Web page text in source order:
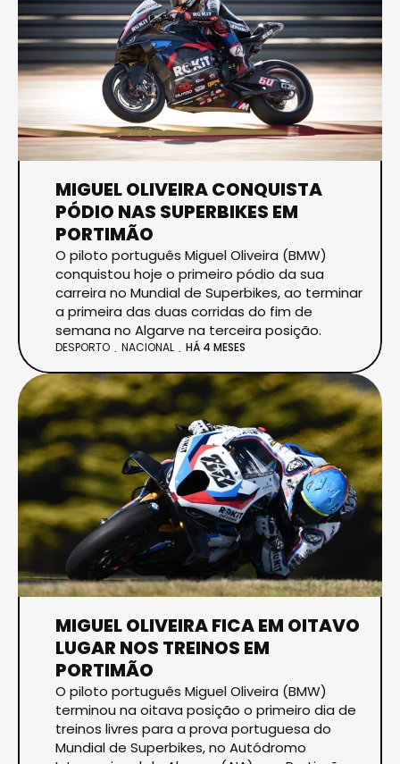
MIGUEL OLIVEIRA CONQUISTA
PÓDIO NAS SUPERBIKES EM
PORTIMÃO
O piloto português Miguel Oliveira (BMW)
conquistou hoje o primeiro pódio da sua
carreira no Mundial de Superbikes, ao terminar
a primeira das duas corridas do fim de
semana no Algarve na terceira posição.
DESPORTO NACIONAL HÁ 4 MESES
MIGUEL OLIVEIRA FICA EM OITAVO
LUGAR NOS TREINOS EM
PORTIMÃO
O piloto português Miguel Oliveira (BMW)
terminou na oitava posição o primeiro dia de
treinos livres para a prova portuguesa do
Mundial de Superbikes, no Autódromo